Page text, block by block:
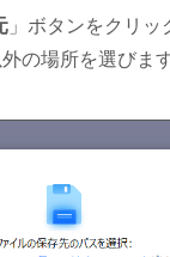
」ボタンをクリ
の場所を選びま